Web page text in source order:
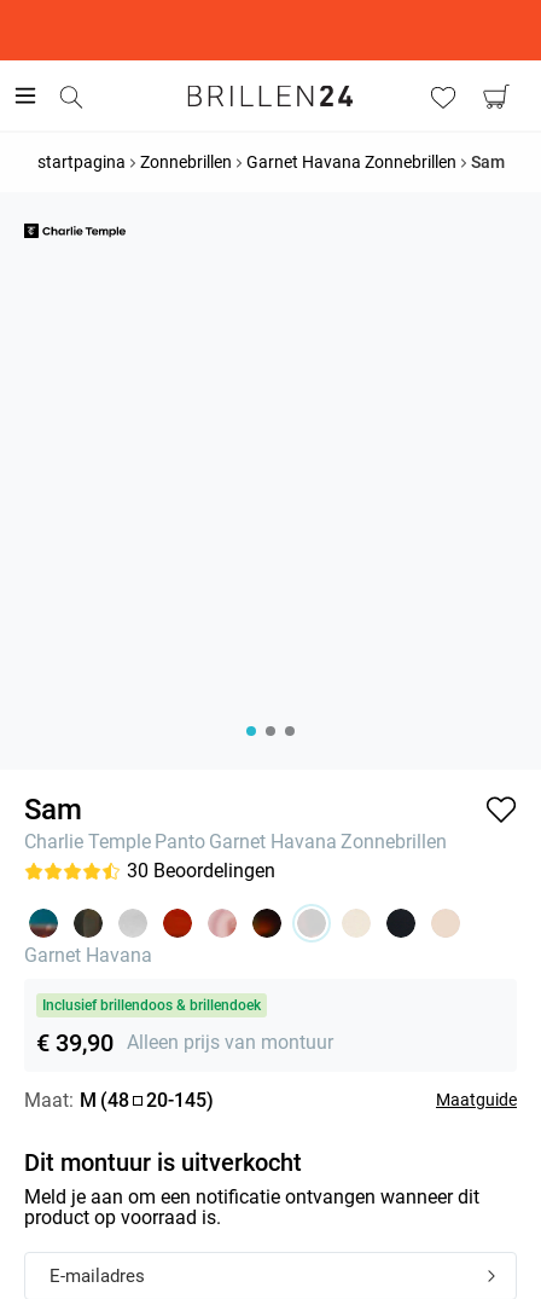
startpagina Zonnebrillen Garnet Havana Zonnebrillen Sam
Sam
Charlie Temple Panto Garnet Havana Zonnebrillen
30 Beoordelingen
Garnet Havana
Inclusief brillendoos & brillendoek
€ 39,90 Alleen prijs van montuur
Maat: M (48 20-145) Maatguide
Dit montuur is uitverkocht
Meld je aan om een notificatie ontvangen wanneer dit
product op voorraad is.